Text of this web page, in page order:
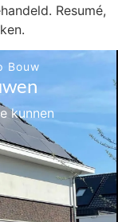
Resumé,
Bouw
kunnen